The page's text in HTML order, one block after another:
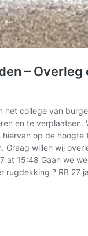
–
college van
en te verplaatsen.
op de hoogte
willen wij
at 15:48 Gaan we
? RB 27